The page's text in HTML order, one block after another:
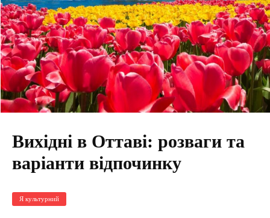
Вихідні в Оттаві: розваги та
варіанти відпочинку
Я культурний